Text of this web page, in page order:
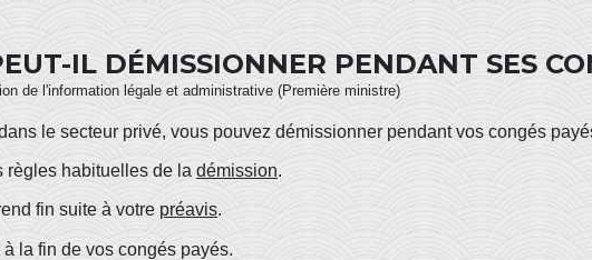
IL DÉMISSIONNER PENDANT SES
de l'information légale et administrative (Première ministre)
le secteur privé, vous pouvez démissionner pendant vos congés
règles habituelles de la démission.
fin suite à votre préavis.
la fin de vos congés payés.